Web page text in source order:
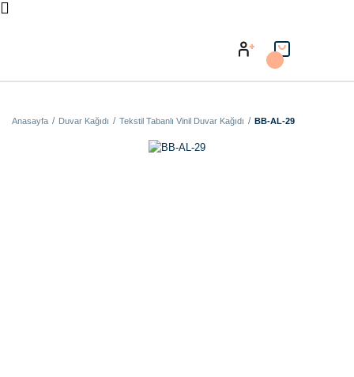
Anasayfa Duvar Kağıdı Tekstil Tabanlı Vinil Duvar Kağıdı BB-AL-29